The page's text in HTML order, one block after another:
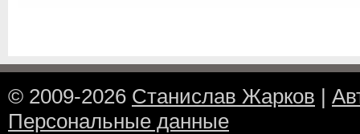
© 2009-2026 Станислав Жарков |
Персональные данные